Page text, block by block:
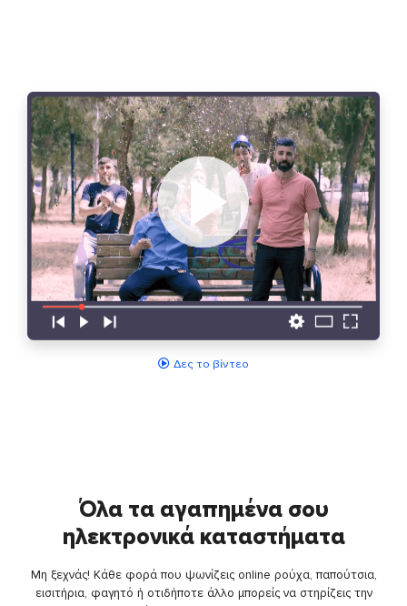
Δες το βίντεο
Όλα τα αγαπημένα σου
ηλεκτρονικά καταστήματα
Μη ξεχνάς! Κάθε φορά που ψωνίζεις online ρούχα, παπούτσια,
εισιτήρια, φαγητό ή οτιδήποτε άλλο μπορείς να στηρίζεις την